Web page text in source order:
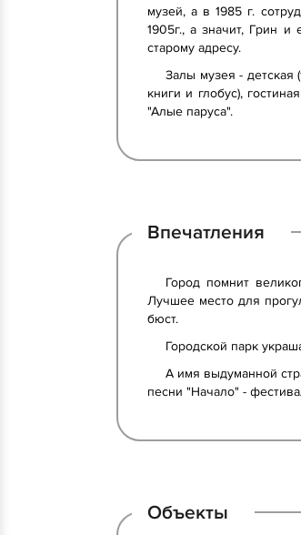
музей, а в 1985 г.
1905г., а значит, Грин
старому адресу.
Залы музея - детская
книги и глобус),
"Алые паруса".
Впечатления
Город помнит
Лучшее место для
бюст.
Городской парк
А имя выдуманной
песни "Начало" -
Объекты